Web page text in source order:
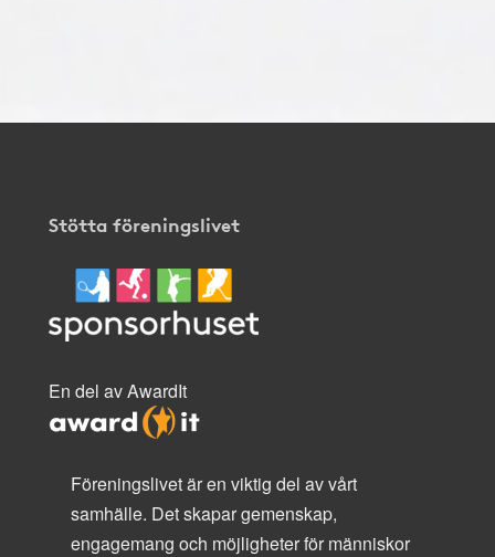
Stötta föreningslivet
En del av AwardIt
Föreningslivet är en viktig del av vårt
samhälle. Det skapar gemenskap,
engagemang och möjligheter för människor